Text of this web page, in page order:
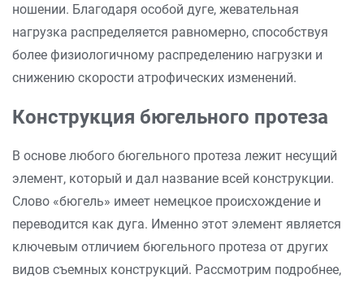
ношении. Благодаря особой дуге, жевательная
нагрузка распределяется равномерно, способствуя
более физиологичному распределению нагрузки и
снижению скорости атрофических изменений.
Конструкция бюгельного протеза
В основе любого бюгельного протеза лежит несущий
элемент, который и дал название всей конструкции.
Слово «бюгель» имеет немецкое происхождение и
переводится как дуга. Именно этот элемент является
ключевым отличием бюгельного протеза от других
видов съемных конструкций. Рассмотрим подробнее,